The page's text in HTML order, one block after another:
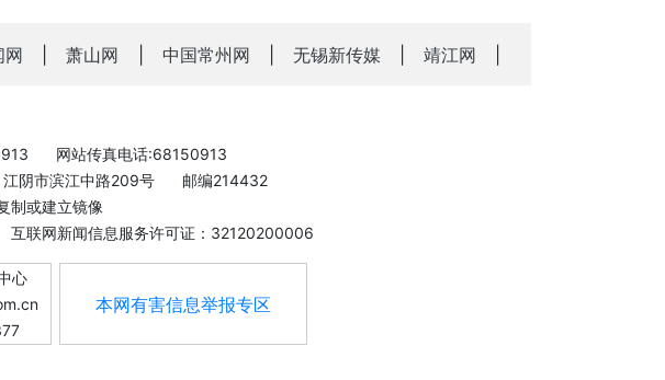
网 萧山网 中国常州网 无锡新传媒 靖江网
网站传真电话:68150913
江阴市滨江中路209号
邮编214432
制或建立镜像
互联网新闻信息服务许可证：32120200006
心
本网有害信息举报专区